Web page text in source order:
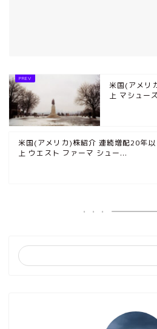
米国(アメリ
上 マシュー
米国(アメリカ)株紹介 連続増配20年以
上 ウエスト ファーマ シュー...